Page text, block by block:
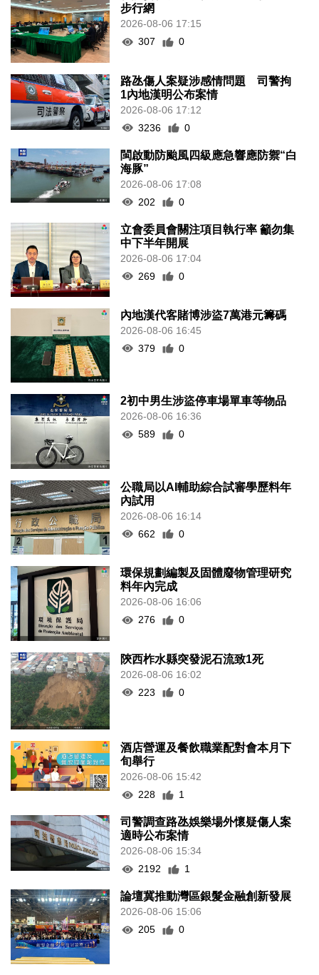
步行網
2026-08-06 17:15
307
0
路氹傷人案疑涉感情問題 司警拘
1內地漢明公布案情
2026-08-06 17:12
3236
0
閩啟動防颱風四級應急響應防禦“白
海豚”
2026-08-06 17:08
202
0
立會委員會關注項目執行率 籲勿集
中下半年開展
2026-08-06 17:04
269
0
內地漢代客賭博涉盜7萬港元籌碼
2026-08-06 16:45
379
0
2初中男生涉盜停車場單車等物品
2026-08-06 16:36
589
0
公職局以AI輔助綜合試審學歷料年
內試用
2026-08-06 16:14
662
0
環保規劃編製及固體廢物管理研究
料年內完成
2026-08-06 16:06
276
0
陝西柞水縣突發泥石流致1死
2026-08-06 16:02
223
0
酒店營運及餐飲職業配對會本月下
旬舉行
2026-08-06 15:42
228
1
司警調查路氹娛樂場外懷疑傷人案
適時公布案情
2026-08-06 15:34
2192
1
論壇冀推動灣區銀髮金融創新發展
2026-08-06 15:06
205
0